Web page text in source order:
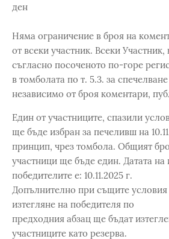
ден
Няма ограничение в броя на
от всеки участник. Всеки
съгласно посоченото по-горе
в томболата по т. 5.3. за
независимо от броя коментари,
Един от участниците, спазили
ще бъде избран за печеливш на
принцип, чрез томбола. Общият
участници ще бъде един. Датата на
победителите е: 10.11.2025 г.
Допълнително при същите условия
изтегляне на победителя по
предходния абзац ще бъдат
участниците като резерва.